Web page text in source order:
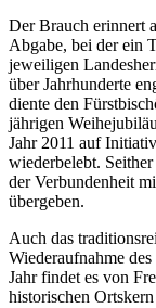
Der Brauch erinnert
Abgabe, bei der ein
jeweiligen
über Jahrhunderte
diente den
jährigen
Jahr 2011 auf
wiederbelebt.
der Verbundenheit
übergeben.
Auch das
Wiederaufnahme
Jahr findet es von
historischen Ortskern